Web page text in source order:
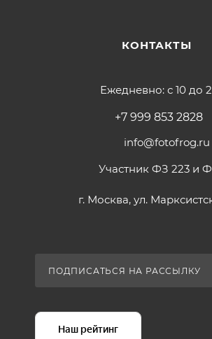
КОНТАКТЫ
Ежедневно: с 10 до
+7 999 853 2828
info@fotofrog.ru
Участник ФЗ 223 и
г. Москва, ул.
ПОДПИСАТЬСЯ НА РАССЫЛКУ